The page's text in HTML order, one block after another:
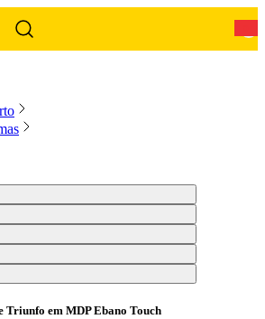
Triunfo em MDP Ebano Touch